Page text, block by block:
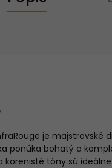
je
ponúka bohatý a
korenisté tóny sú